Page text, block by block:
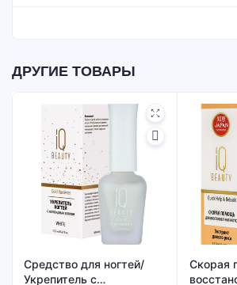
ДРУГИЕ ТОВАРЫ
Средство для ногтей/
Укрепитель с
Скорая